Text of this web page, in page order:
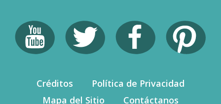
Créditos
Política de Privacidad
Mapa del Sitio
Contáctanos